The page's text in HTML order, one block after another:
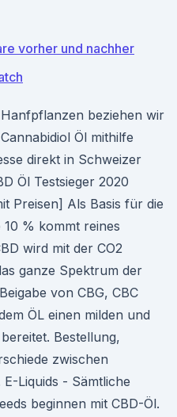
vorher und nachher
beziehen wir
Öl mithilfe
direkt in Schweizer
Öl Testsieger 2020
Preisen] Als Basis für die
% kommt reines
wird mit der CO2
ganze Spektrum der
von CBG, CBC
ÖL einen milden und
Bestellung,
zwischen
Liquids - Sämtliche
beginnen mit CBD-Öl.